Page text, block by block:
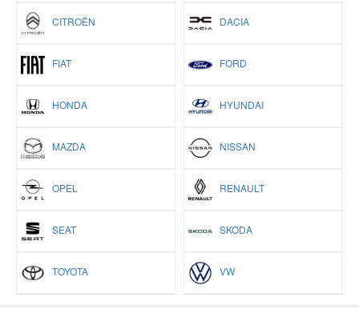
CITROËN DACIA
FIAT FORD
HONDA HYUNDAI
MAZDA NISSAN
OPEL RENAULT
SEAT SKODA
TOYOTA VW